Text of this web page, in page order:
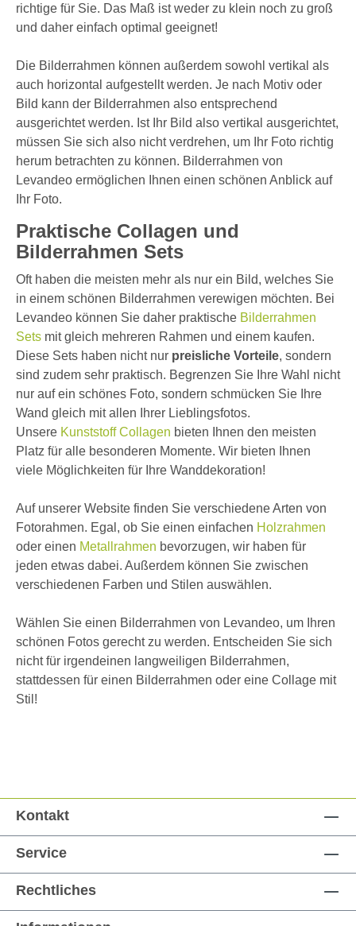
richtige für Sie. Das Maß ist weder zu klein noch zu groß
und daher einfach optimal geeignet!
Die Bilderrahmen können außerdem sowohl vertikal als
auch horizontal aufgestellt werden. Je nach Motiv oder
Bild kann der Bilderrahmen also entsprechend
ausgerichtet werden. Ist Ihr Bild also vertikal ausgerichtet,
müssen Sie sich also nicht verdrehen, um Ihr Foto richtig
herum betrachten zu können. Bilderrahmen von
Levandeo ermöglichen Ihnen einen schönen Anblick auf
Ihr Foto.
Praktische Collagen und
Bilderrahmen Sets
Oft haben die meisten mehr als nur ein Bild, welches Sie
in einem schönen Bilderrahmen verewigen möchten. Bei
Levandeo können Sie daher praktische Bilderrahmen
Sets mit gleich mehreren Rahmen und einem kaufen.
Diese Sets haben nicht nur preisliche Vorteile, sondern
sind zudem sehr praktisch. Begrenzen Sie Ihre Wahl nicht
nur auf ein schönes Foto, sondern schmücken Sie Ihre
Wand gleich mit allen Ihrer Lieblingsfotos.
Unsere Kunststoff Collagen bieten Ihnen den meisten
Platz für alle besonderen Momente. Wir bieten Ihnen
viele Möglichkeiten für Ihre Wanddekoration!
Auf unserer Website finden Sie verschiedene Arten von
Fotorahmen. Egal, ob Sie einen einfachen Holzrahmen
oder einen Metallrahmen bevorzugen, wir haben für
jeden etwas dabei. Außerdem können Sie zwischen
verschiedenen Farben und Stilen auswählen.
Wählen Sie einen Bilderrahmen von Levandeo, um Ihren
schönen Fotos gerecht zu werden. Entscheiden Sie sich
nicht für irgendeinen langweiligen Bilderrahmen,
stattdessen für einen Bilderrahmen oder eine Collage mit
Stil!
Kontakt
Service
Rechtliches